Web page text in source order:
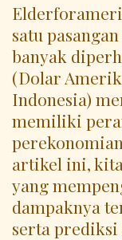
satu
banyak
(Dolar
Indonesia)
memiliki
artikel ini,
yang
dampaknya
serta